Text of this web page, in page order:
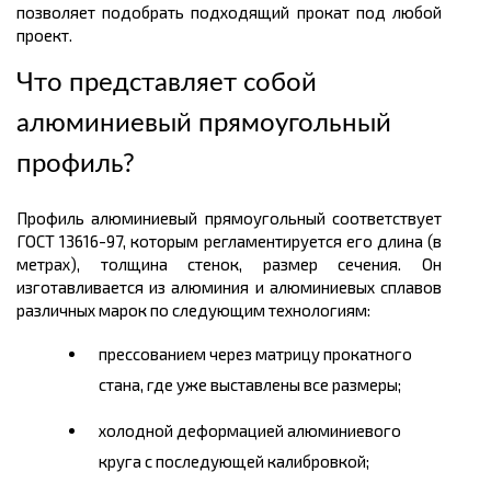
позволяет подобрать подходящий прокат под любой
проект.
Что представляет собой
алюминиевый прямоугольный
профиль?
Профиль алюминиевый прямоугольный соответствует
ГОСТ 13616-97, которым регламентируется его длина (в
метрах), толщина стенок, размер сечения. Он
изготавливается из алюминия и алюминиевых сплавов
различных марок по следующим технологиям:
прессованием через матрицу прокатного
стана, где уже выставлены все размеры;
холодной деформацией алюминиевого
круга с последующей калибровкой;